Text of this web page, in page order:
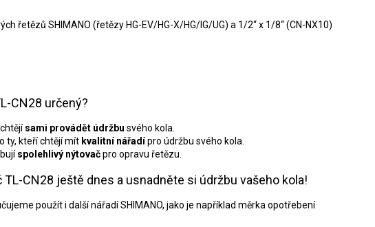
řetězů SHIMANO (řetězy HG-EV/HG-X/HG/IG/UG) a 1/2‘‘ x 1/8‘‘ (CN-NX10)
CN28 určený?
sami provádět údržbu svého kola.
ty, kteří chtějí mít kvalitní nářadípro údržbu svého kola.
spolehlivý nýtovačpro opravu řetězu.
CN28 ještě dnes a usnadněte si údržbu vašeho kola!
použít i další nářadí SHIMANO, jako je například měrka opotřebení